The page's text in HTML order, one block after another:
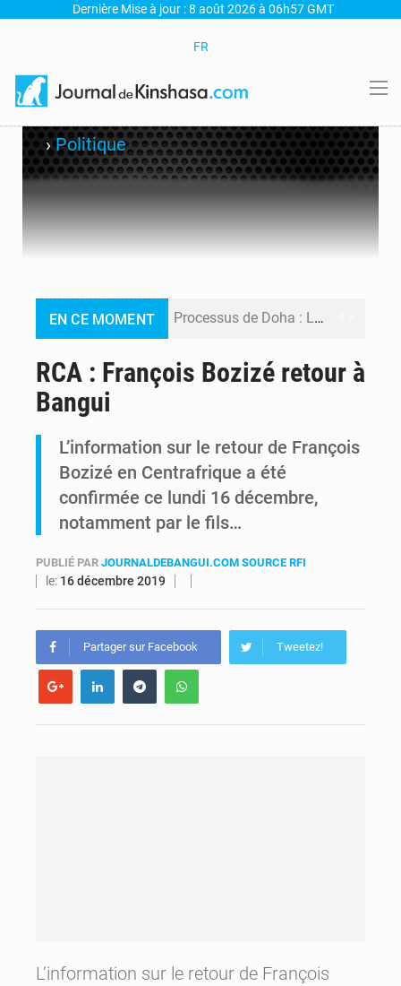
Dernière Mise à jour : 8 août 2026 à 06h57 GMT
FR
›Politique
EN CE MOMENT Processus de Doha : La RDC libère 15 prisonniers et réaffirme sa détermination à respecter ses engagements
RCA : François Bozizé retour à
Bangui
L’information sur le retour de François
Bozizé en Centrafrique a été
confirmée ce lundi 16 décembre,
notamment par le fils…
PUBLIÉ PAR JOURNALDEBANGUI.COM SOURCE RFI
le: 16 décembre 2019
Partager sur Facebook Tweetez!
L’information sur le retour de François